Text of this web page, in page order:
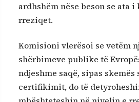
ardhshëm nëse beson se ata
rreziqet.
Komisioni vlerësoi se vetëm
shërbimeve publike të
ndjeshme saqë, sipas skemës
certifikimit, do të